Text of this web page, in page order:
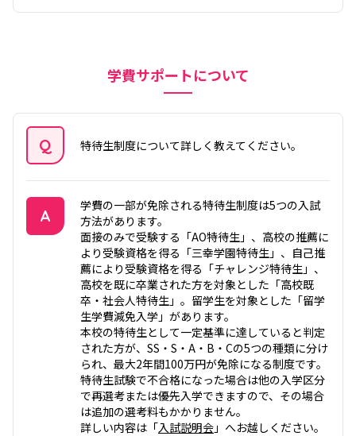
学費サポートについて
Q 特待生制度について詳しく教えてください。
A
学費の一部が免除される特待生制度は5つの入試
方法があります。
面接のみで受験する「AO特待生」、高校の推薦に
より受験資格を得る「三幸学園特待生」、自己推
薦により受験資格を得る「チャレンジ特待生」、
高校を既に卒業された方を対象とした「高校既
卒・社会人特待生」。留学生を対象とした「留学
生学費減免入学」があります。
本校の特待生として一定基準に達していると判定
された方が、SS・S・A・B・Cの5つの種類に分け
られ、最大2年間100万円が免除になる制度です。
特待生試験で不合格になった場合は他の入学区分
で再選考または優先入学できますので、その場合
は追加の選考料もかかりません。
詳しい内容は「入試説明会 」へお越しください。